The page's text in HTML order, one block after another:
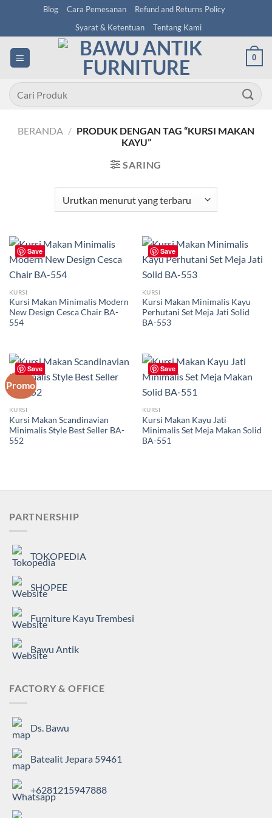
content
Blog Cara Pemesanan
Refund and Returns Policy
Syarat & Ketentuan
Tentang Kami
0
Pencarian
untuk:
BERANDA / PRODUK DENGAN TAG “KURSI MAKAN
KAYU”
SARING
Save
KURSI
Kursi Makan Minimalis Modern
New Design Cesca Chair BA-
554
Save
KURSI
Kursi Makan Minimalis Kayu
Perhutani Set Meja Jati Solid
BA-553
Save
Promo
KURSI
Kursi Makan Scandinavian
Minimalis Style Best Seller BA-
552
Save
KURSI
Kursi Makan Kayu Jati
Minimalis Set Meja Makan Solid
BA-551
PARTNERSHIP
TOKOPEDIA
SHOPEE
Furniture Kayu Trembesi
Bawu Antik
FACTORY & OFFICE
Ds. Bawu
Batealit Jepara 59461
+6281215947888